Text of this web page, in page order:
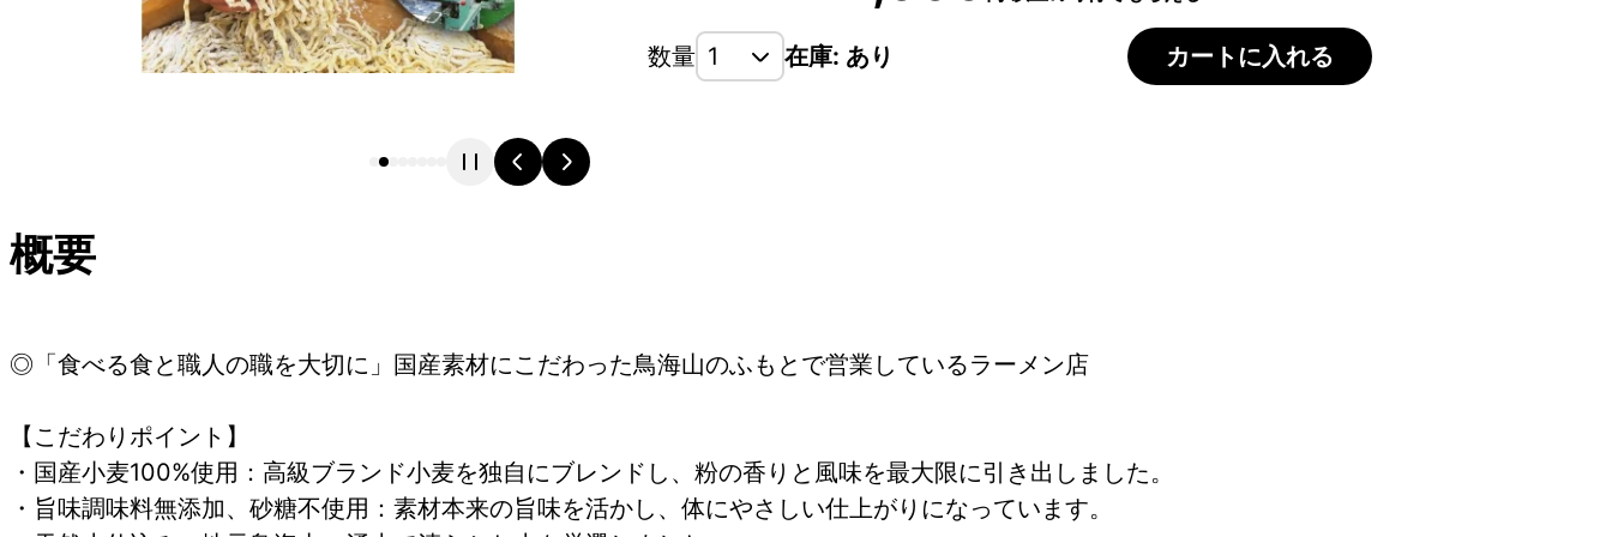
数量 在庫: あり カートに入れる
概要
◎「食べる食と職人の職を大切に」国産素材にこだわった鳥海山のふもとで営業しているラーメン店
【こだわりポイント】
・国産小麦100%使用：高級ブランド小麦を独自にブレンドし、粉の香りと風味を最大限に引き出しました。
・旨味調味料無添加、砂糖不使用：素材本来の旨味を活かし、体にやさしい仕上がりになっています。